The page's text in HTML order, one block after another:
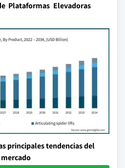
Plataformas Elevadoras
principales tendencias del
mercado